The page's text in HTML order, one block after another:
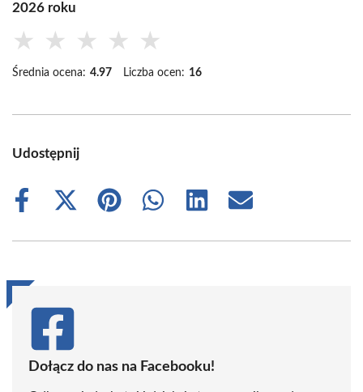
2026 roku
★ ★ ★ ★ ★
Średnia ocena: 4.97 Liczba ocen: 16
Udostępnij
Share
Share
(Twitter)
Share
Share
Share
Share
Dołącz do nas na Facebooku!